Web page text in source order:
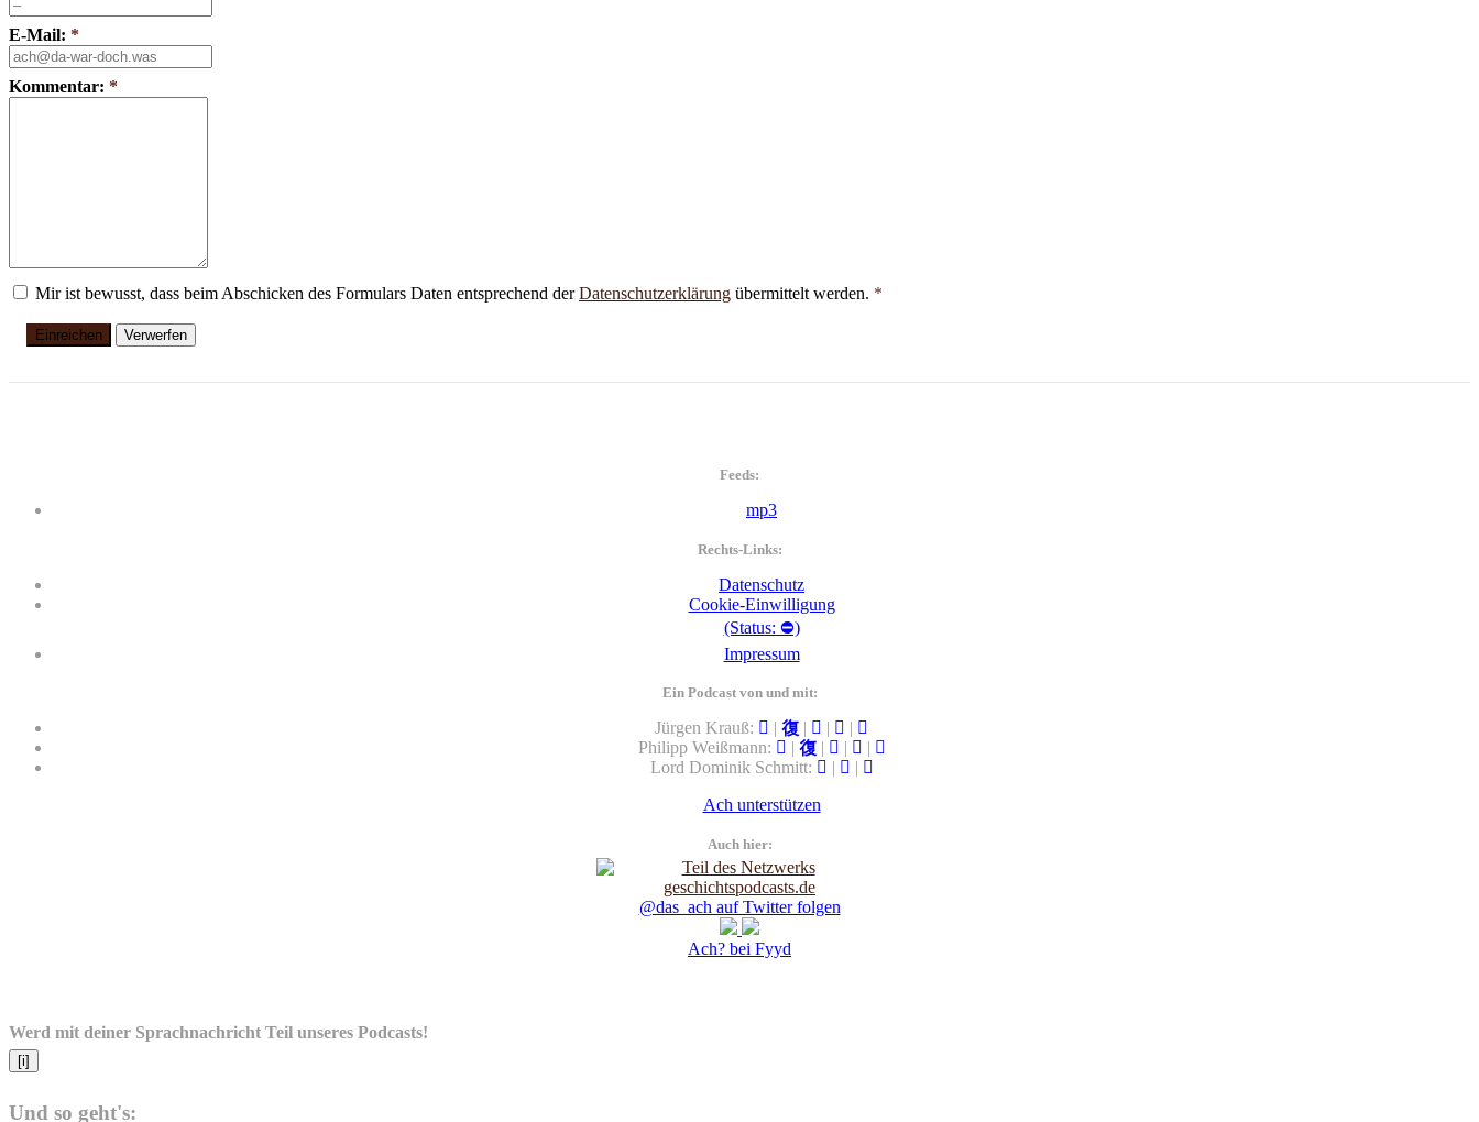
E-Mail: *
Kommentar: *
Mir ist bewusst, dass beim Abschicken des Formulars Daten entsprechend derDatenschutzerklärung übermittelt werden. *
Einreichen Verwerfen
Feeds:
mp3
Rechts-Links:
Datenschutz
Cookie-Einwilligung
(Status: ⛔)
Impressum
Ein Podcast von und mit:
Jürgen Krauß: | | |
|
Philipp Weißmann:
| | |
|
Lord Dominik Schmitt:
|
|
Ach unterstützen
Auch hier:
@das_ach auf Twitter folgen
Ach? bei Fyyd
Werd mit deiner Sprachnachricht Teil unseres Podcasts!
[i]
Und so geht's: